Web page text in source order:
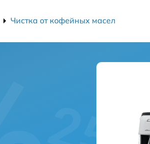
Чистка от кофейных масел